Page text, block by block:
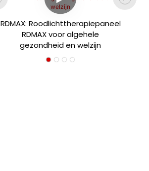
RDMAX: Roodlichttherapiepaneel
RDMAX voor algehele
gezondheid en welzijn